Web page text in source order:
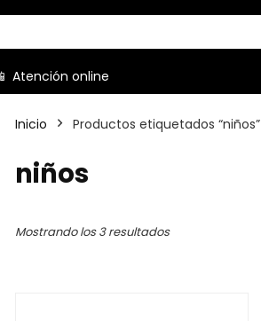
📱 Atención online
Inicio Productos etiquetados “niños”
niños
Mostrando los 3 resultados